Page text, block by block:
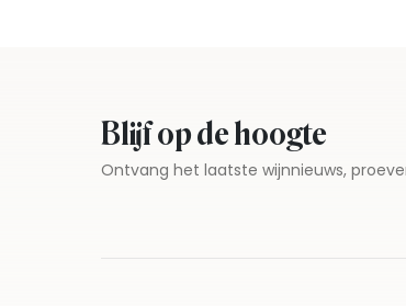
Blijf op de hoogte
Ontvang het laatste wijnnieuws,